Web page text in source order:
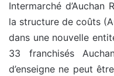
Intermarché d’Auchan
la structure de coûts
dans une nouvelle
33 franchisés
d’enseigne ne peut